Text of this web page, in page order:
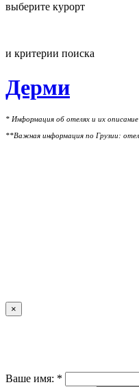
выберите курорт
и критерии поиска
Дерми
* Информация об отелях и их
**Важная информация по Грузии:
×
Ваше имя: *